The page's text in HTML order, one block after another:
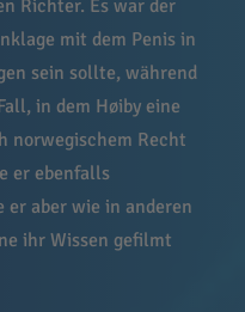
Richter. Es war der
mit dem Penis in
sein sollte, während
in dem Høiby eine
norwegischem Recht
er ebenfalls
aber wie in anderen
ihr Wissen gefilmt